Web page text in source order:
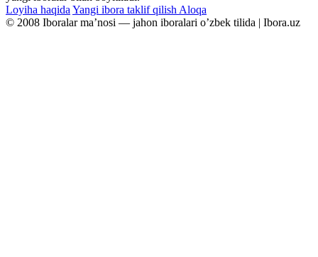
Loyiha haqida Yangi ibora taklif qilish Aloqa
© 2008 Iboralar maʼnosi — jahon iboralari oʼzbek tilida | Ibora.uz